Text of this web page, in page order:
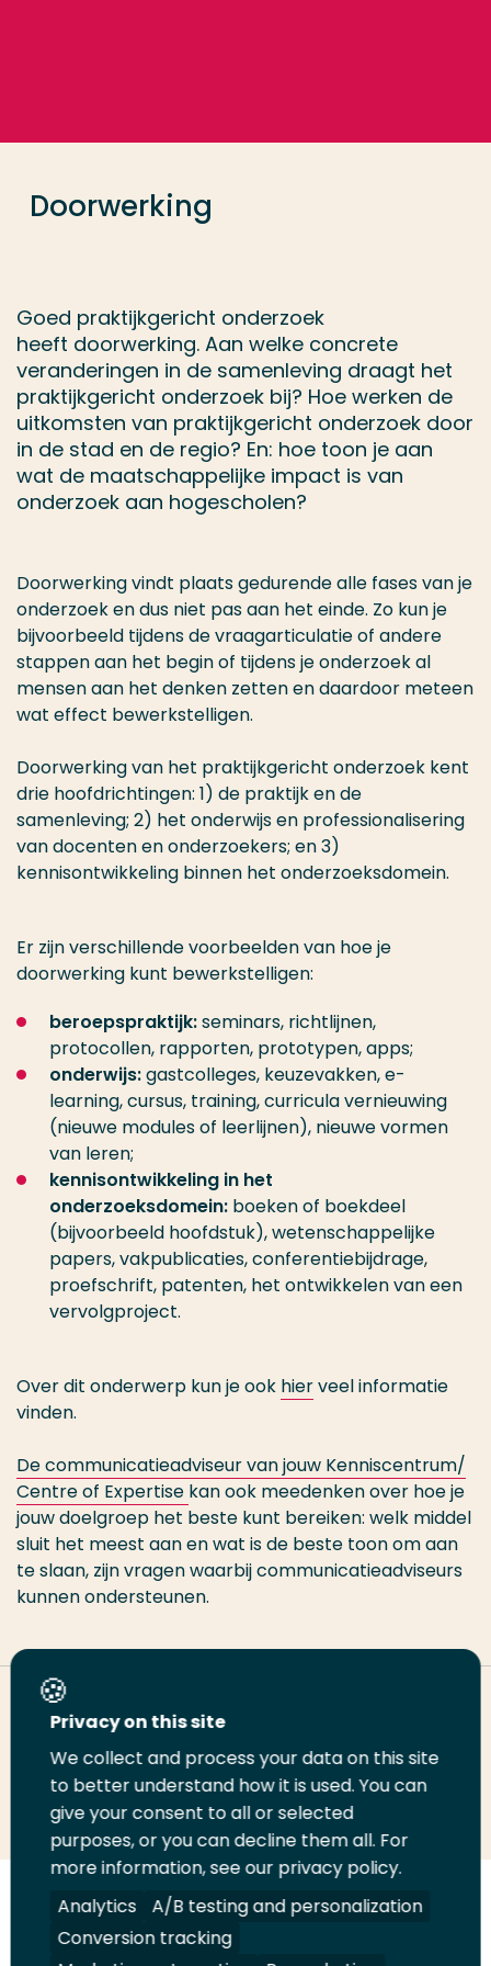
Doorwerking
Goed praktijkgericht onderzoek
heeft doorwerking. Aan welke concrete
veranderingen in de samenleving draagt het
praktijkgericht onderzoek bij? Hoe werken de
uitkomsten van praktijkgericht onderzoek door
in de stad en de regio? En: hoe toon je aan
wat de maatschappelijke impact is van
onderzoek aan hogescholen?
Doorwerking vindt plaats gedurende alle fases van je
onderzoek en dus niet pas aan het einde. Zo kun je
bijvoorbeeld tijdens de vraagarticulatie of andere
stappen aan het begin of tijdensje onderzoek al
mensen aan het denken zetten en daardoor meteen
wat effect bewerkstelligen.
Doorwerking van het praktijkgericht onderzoek kent
drie hoofdrichtingen: 1) de praktijk en de
samenleving; 2) het onderwijs en professionalisering
van docenten en onderzoekers; en 3)
kennisontwikkeling binnen het onderzoeksdomein.
Er zijn verschillende voorbeelden van hoe je
doorwerking kunt bewerkstelligen:
beroepspraktijk:seminars, richtlijnen,
protocollen, rapporten, prototypen, apps;
onderwijs:gastcolleges, keuzevakken, e-
learning, cursus, training, curricula vernieuwing
(nieuwe modules of leerlijnen), nieuwe vormen
van leren;
kennisontwikkeling in het
onderzoeksdomein: boeken of boekdeel
(bijvoorbeeld hoofdstuk), wetenschappelijke
papers, vakpublicaties, conferentiebijdrage,
proefschrift, patenten, het ontwikkelen van een
vervolgproject.
Over dit onderwerp kun je ook hierveel informatie
vinden.
De communicatieadviseur van jouw Kenniscentrum/
Centre of Expertise kan ook meedenken over hoe je
jouw doelgroep het beste kunt bereiken: welk middel
sluit het meest aan en wat is de beste toon om aan
te slaan, zijn vragen waarbij communicatieadviseurs
kunnen ondersteunen.
Deel deze pagina
Deel
LinkedIn
Deel
op
Twitter
Deel
op
Facebook
Email
deze
pagina
Print
deze
pagina
Volg
ons
Volg
ons
Volg
ons
Volg
ons
Juridisch Security A-Z Index
Privacy on this site
We collect and process your data on this site
to better understand how it is used. You can
give your consent to all or selected
purposes, or you can decline them all. For
more information, see our privacy policy.
Analytics
A/B testing and personalization
Conversion tracking